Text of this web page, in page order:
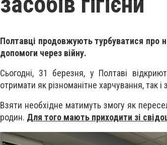
Полтавці продовжують турбуватися про
допомоги через війну.
Сьогодні, 31 березня, у Полтаві
отримати як різноманітне харчування, так
Взяти необхідне матимуть змогу як
родин. Для того мають приходити зі